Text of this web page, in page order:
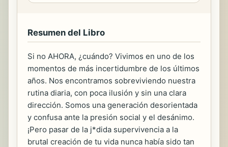
Resumen del Libro
Si no AHORA, ¿cuándo? Vivimos en uno de los
momentos de más incertidumbre de los últimos
años. Nos encontramos sobreviviendo nuestra
rutina diaria, con poca ilusión y sin una clara
dirección. Somos una generación desorientada
y confusa ante la presión social y el desánimo.
¡Pero pasar de la j*dida supervivencia a la
brutal creación de tu vida nunca había sido tan